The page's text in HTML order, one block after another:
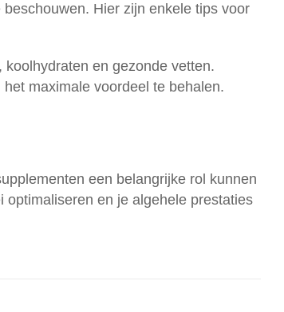
Hier zijn enkele tips voor
en gezonde vetten.
maximale voordeel te behalen.
een belangrijke rol kunnen
en je algehele prestaties